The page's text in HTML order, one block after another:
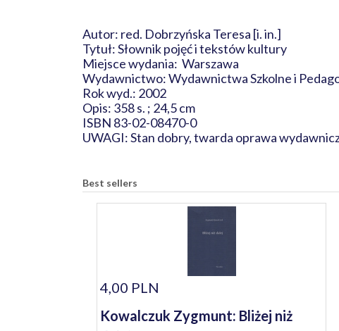
Autor: red. Dobrzyńska Teresa [i. in.]
Tytuł: Słownik pojęć i tekstów kultury
Miejsce wydania: Warszawa
Wydawnictwo: Wydawnictwa Szkolne i
Rok wyd.: 2002
Opis: 358 s. ; 24,5 cm
ISBN 83-02-08470-0
UWAGI: Stan dobry, twarda oprawa
Best sellers
4,00 PLN
Kowalczuk Zygmunt: Bliżej niż